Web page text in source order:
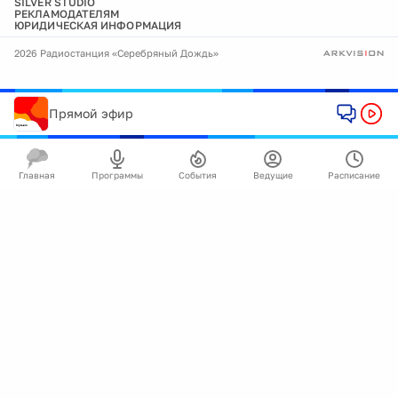
РЕКЛАМОДАТЕЛЯМ
ЮРИДИЧЕСКАЯ ИНФОРМАЦИЯ
2026 Радиостанция «Серебряный Дождь»
Прямой эфир
Главная Программы События Ведущие Расписание